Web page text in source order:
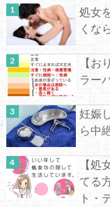
処女
くな
【お
ラー
妊娠
ら中
【処
てる
ト・